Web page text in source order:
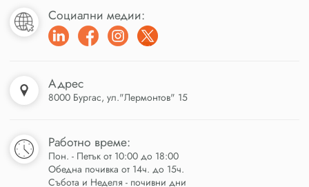
Социални медии:
Адрес
8000 Бургас, ул."Лермонтов" 15
Работно време:
Пон. - Петък от 10:00 до 18:00
Обедна почивка от 14ч. до 15ч.
Събота и Неделя - почивни дни